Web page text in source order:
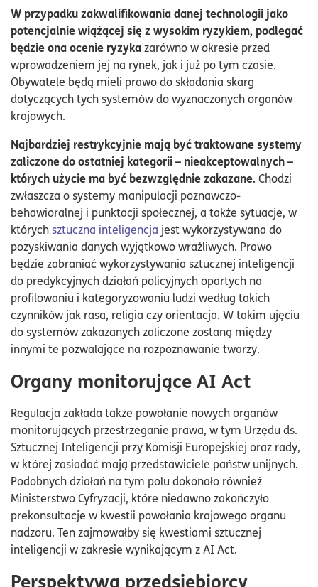
W przypadku zakwalifikowania danej technologii jako
potencjalnie wiążącej się z wysokim ryzykiem, podlegać
będzie ona ocenie ryzykazarówno w okresie przed
wprowadzeniem jej na rynek, jak i już po tym czasie.
Obywatele będą mieli prawo do składania skarg
dotyczących tych systemów do wyznaczonych organów
krajowych.
Najbardziej restrykcyjnie mają być traktowane systemy
zaliczone do ostatniej kategorii – nieakceptowalnych –
których użycie ma być bezwzględnie zakazane.Chodzi
zwłaszcza o systemy manipulacji poznawczo-
behawioralnej i punktacji społecznej, a także sytuacje, w
których sztuczna inteligencja jest wykorzystywana do
pozyskiwania danych wyjątkowo wrażliwych. Prawo
będzie zabraniać wykorzystywania sztucznej inteligencji
do predykcyjnych działań policyjnych opartych na
profilowaniu i kategoryzowaniu ludzi według takich
czynników jak rasa, religia czy orientacja. W takim ujęciu
do systemów zakazanych zaliczone zostaną między
innymi te pozwalające na rozpoznawanie twarzy.
Organy monitorujące AI Act
Regulacja zakłada także powołanie nowych organów
monitorujących przestrzeganie prawa, w tym Urzędu ds.
Sztucznej Inteligencji przy Komisji Europejskiej oraz rady,
w której zasiadać mają przedstawiciele państw unijnych.
Podobnych działań na tym polu dokonało również
Ministerstwo Cyfryzacji, które niedawno zakończyło
prekonsultacje w kwestii powołania krajowego organu
nadzoru. Ten zajmowałby się kwestiami sztucznej
inteligencji w zakresie wynikającym z AI Act.
Perspektywa przedsiębiorcy